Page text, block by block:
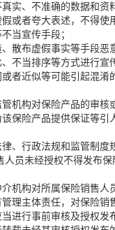
真实、不准确的数据和资
或者夸大表述，不得使
当宣传手段；
、散布虚假事实等手段恶
不当排序等方式进行宣
或者近似等可能引起混淆
管机构对保险产品的审核
保险产品提供保证等引
律、行政法规和监管制度
人员未经授权不得发布
机构对所属保险销售人
理主体责任，对保险销
进行事前审核及授权发